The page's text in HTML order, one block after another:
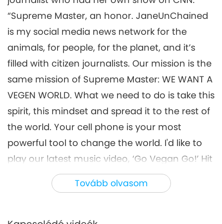
Cherished Artists, Part 5
Utazás esztétikus birodalmakon át
6
26:40
Friends of Eternity - A Special
Gathering with Supreme
Master Ching Hai and
Cherished Artists, Part 6
Utazás esztétikus birodalmakon át 2019-12-14 7697megtekintés
23:44
Friends of Eternity - A Special
Gathering with Supreme
Master Ching Hai and
Cherished Artists, Part 7
Utazás esztétikus birodalmakon át 2019-12-17 7753megtekintés
Friends of Eternity - A Special
Gathering with Supreme
Tovább olvasom
“Supreme Master, an honor. JaneUnChained
is my social media news network for the
animals, for people, for the planet, and it’s
filled with citizen journalists. Our mission is the
same mission of Supreme Master: WE WANT A
VEGEN WORLD. What we need to do is take this
spirit, this mindset and spread it to the rest of
the world. Your cell phone is your most
powerful tool to change the world. I'd like to
play our latest music video, ‘Go Vegan Go!’ Hit
it.” VŨ Khanh is one of Âu Lạc’s, also known as
Vietnam’s, most outstanding male vocalists.